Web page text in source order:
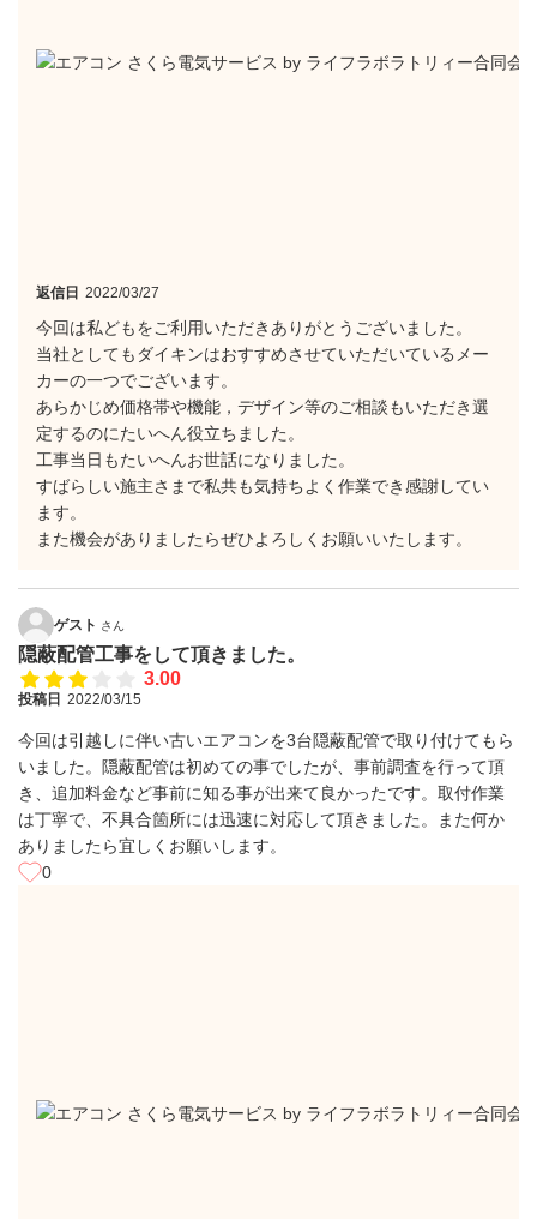
返信日 2022/03/27
今回は私どもをご利用いただきありがとうございました。
当社としてもダイキンはおすすめさせていただいているメー
カーの一つでございます。
あらかじめ価格帯や機能，デザイン等のご相談もいただき選
定するのにたいへん役立ちました。
工事当日もたいへんお世話になりました。
すばらしい施主さまで私共も気持ちよく作業でき感謝してい
ます。
また機会がありましたらぜひよろしくお願いいたします。
ゲスト さん
隠蔽配管工事をして頂きました。
3.00
投稿日 2022/03/15
今回は引越しに伴い古いエアコンを3台隠蔽配管で取り付けてもら
いました。隠蔽配管は初めての事でしたが、事前調査を行って頂
き、追加料金など事前に知る事が出来て良かったです。取付作業
は丁寧で、不具合箇所には迅速に対応して頂きました。また何か
ありましたら宜しくお願いします。
0